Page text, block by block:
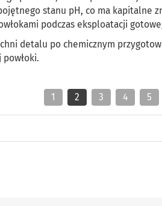
stanu pH, co ma kapitalne
podczas eksploatacji
detalu po chemicznym
1 2 3 4 5